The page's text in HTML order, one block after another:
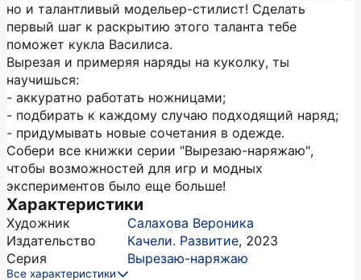
но и талантливый модельер-стилист! Сделать
первый шаг к раскрытию этого таланта тебе
поможет кукла Василиса.
Вырезая и примеряя наряды на куколку, ты
научишься:
- аккуратно работать ножницами;
- подбирать к каждому случаю подходящий наряд;
- придумывать новые сочетания в одежде.
Собери все книжки серии "Вырезаю-наряжаю",
чтобы возможностей для игр и модных
экспериментов было еще больше!
Характеристики
Художник
Салахова Вероника
Издательство
Качели. Развитие, 2023
Серия
Вырезаю-наряжаю
Все характеристики